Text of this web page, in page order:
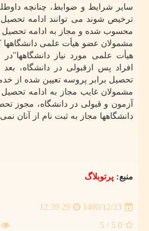
سایر شرایط و ضوابط، چنانچه
ترخیص شوند می توانند ادامه
محسوب شده و مجاز به ادامه تحصیل
مشمولان عضو هیأت علمی دانشگاهها
هیأت علمی مورد نیاز
افراد پس ازقبولی در دانشگاه،
تحصیل برابر پروسه تعیین شده از
مشمولان غایب مجاز به ادامه
آزمون و قبولی در دانشگاه، مجوز
دانشگاهها مجاز به ثبت نام از آنان نمی
منبع: پرتوبلاگ
1400/12/23
12:39:29
5.0
/ 5